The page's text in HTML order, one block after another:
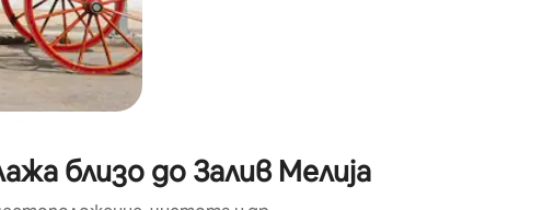
близо до Залив Мелија